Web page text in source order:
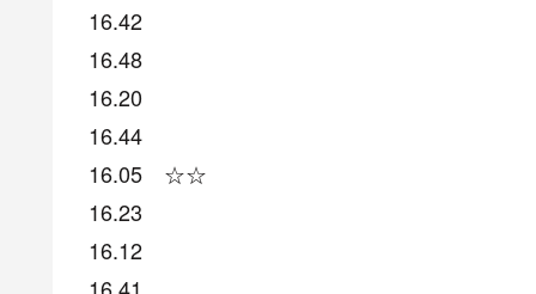
16.42
16.48
16.20
16.44
16.05 ☆☆
16.23
16.12